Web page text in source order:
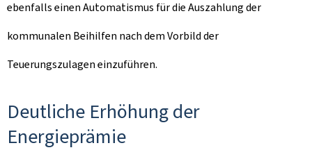
ebenfalls einen Automatismus für die Auszahlung der
kommunalen Beihilfen nach dem Vorbild der
Teuerungszulagen einzuführen.
Deutliche Erhöhung der
Energieprämie